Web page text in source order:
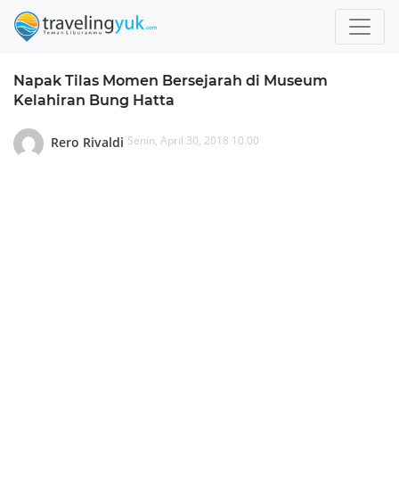
Napak Tilas Momen Bersejarah di Museum
Kelahiran Bung Hatta
Rero Rivaldi Senin, April 30, 2018 10.00